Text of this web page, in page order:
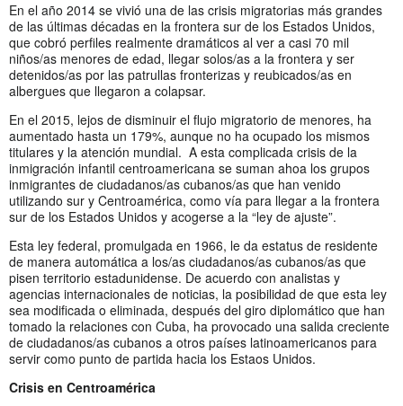
En el año 2014 se vivió una de las crisis migratorias más grandes
de las últimas décadas en la frontera sur de los Estados Unidos,
que cobró perfiles realmente dramáticos al ver a casi 70 mil
niños/as menores de edad, llegar solos/as a la frontera y ser
detenidos/as por las patrullas fronterizas y reubicados/as en
albergues que llegaron a colapsar.
En el 2015, lejos de disminuir el flujo migratorio de menores, ha
aumentado hasta un 179%, aunque no ha ocupado los mismos
titulares y la atención mundial. A esta complicada crisis de la
inmigración infantil centroamericana se suman ahoa los grupos
inmigrantes de ciudadanos/as cubanos/as que han venido
utilizando sur y Centroamérica, como vía para llegar a la frontera
sur de los Estados Unidos y acogerse a la “ley de ajuste”.
Esta ley federal, promulgada en 1966, le da estatus de residente
de manera automática a los/as ciudadanos/as cubanos/as que
pisen territorio estadunidense. De acuerdo con analistas y
agencias internacionales de noticias, la posibilidad de que esta ley
sea modificada o eliminada, después del giro diplomático que han
tomado la relaciones con Cuba, ha provocado una salida creciente
de ciudadanos/as cubanos a otros países latinoamericanos para
servir como punto de partida hacia los Estaos Unidos.
Crisis en Centroamérica